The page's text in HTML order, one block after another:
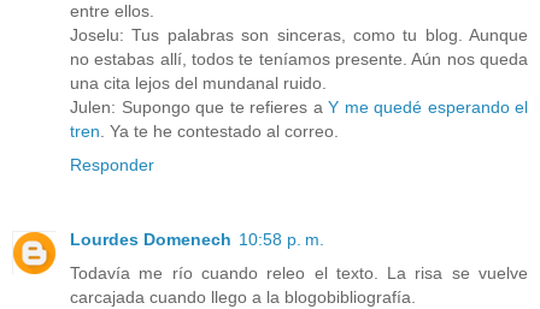
entre ellos.
Joselu: Tus palabras son sinceras, como tu blog. Aunque
no estabas allí, todos te teníamos presente. Aún nos queda
una cita lejos del mundanal ruido.
Julen: Supongo que te refieres a Y me quedé esperando el
tren . Ya te he contestado al correo.
Responder
Lourdes Domenech 10:58 p. m.
Todavía me río cuando releo el texto. La risa se vuelve
carcajada cuando llego a la blogobibliografía.